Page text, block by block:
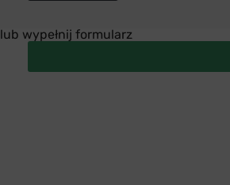
lub wypełnij formularz